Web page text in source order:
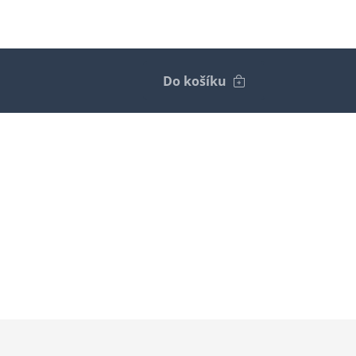
Do košíku